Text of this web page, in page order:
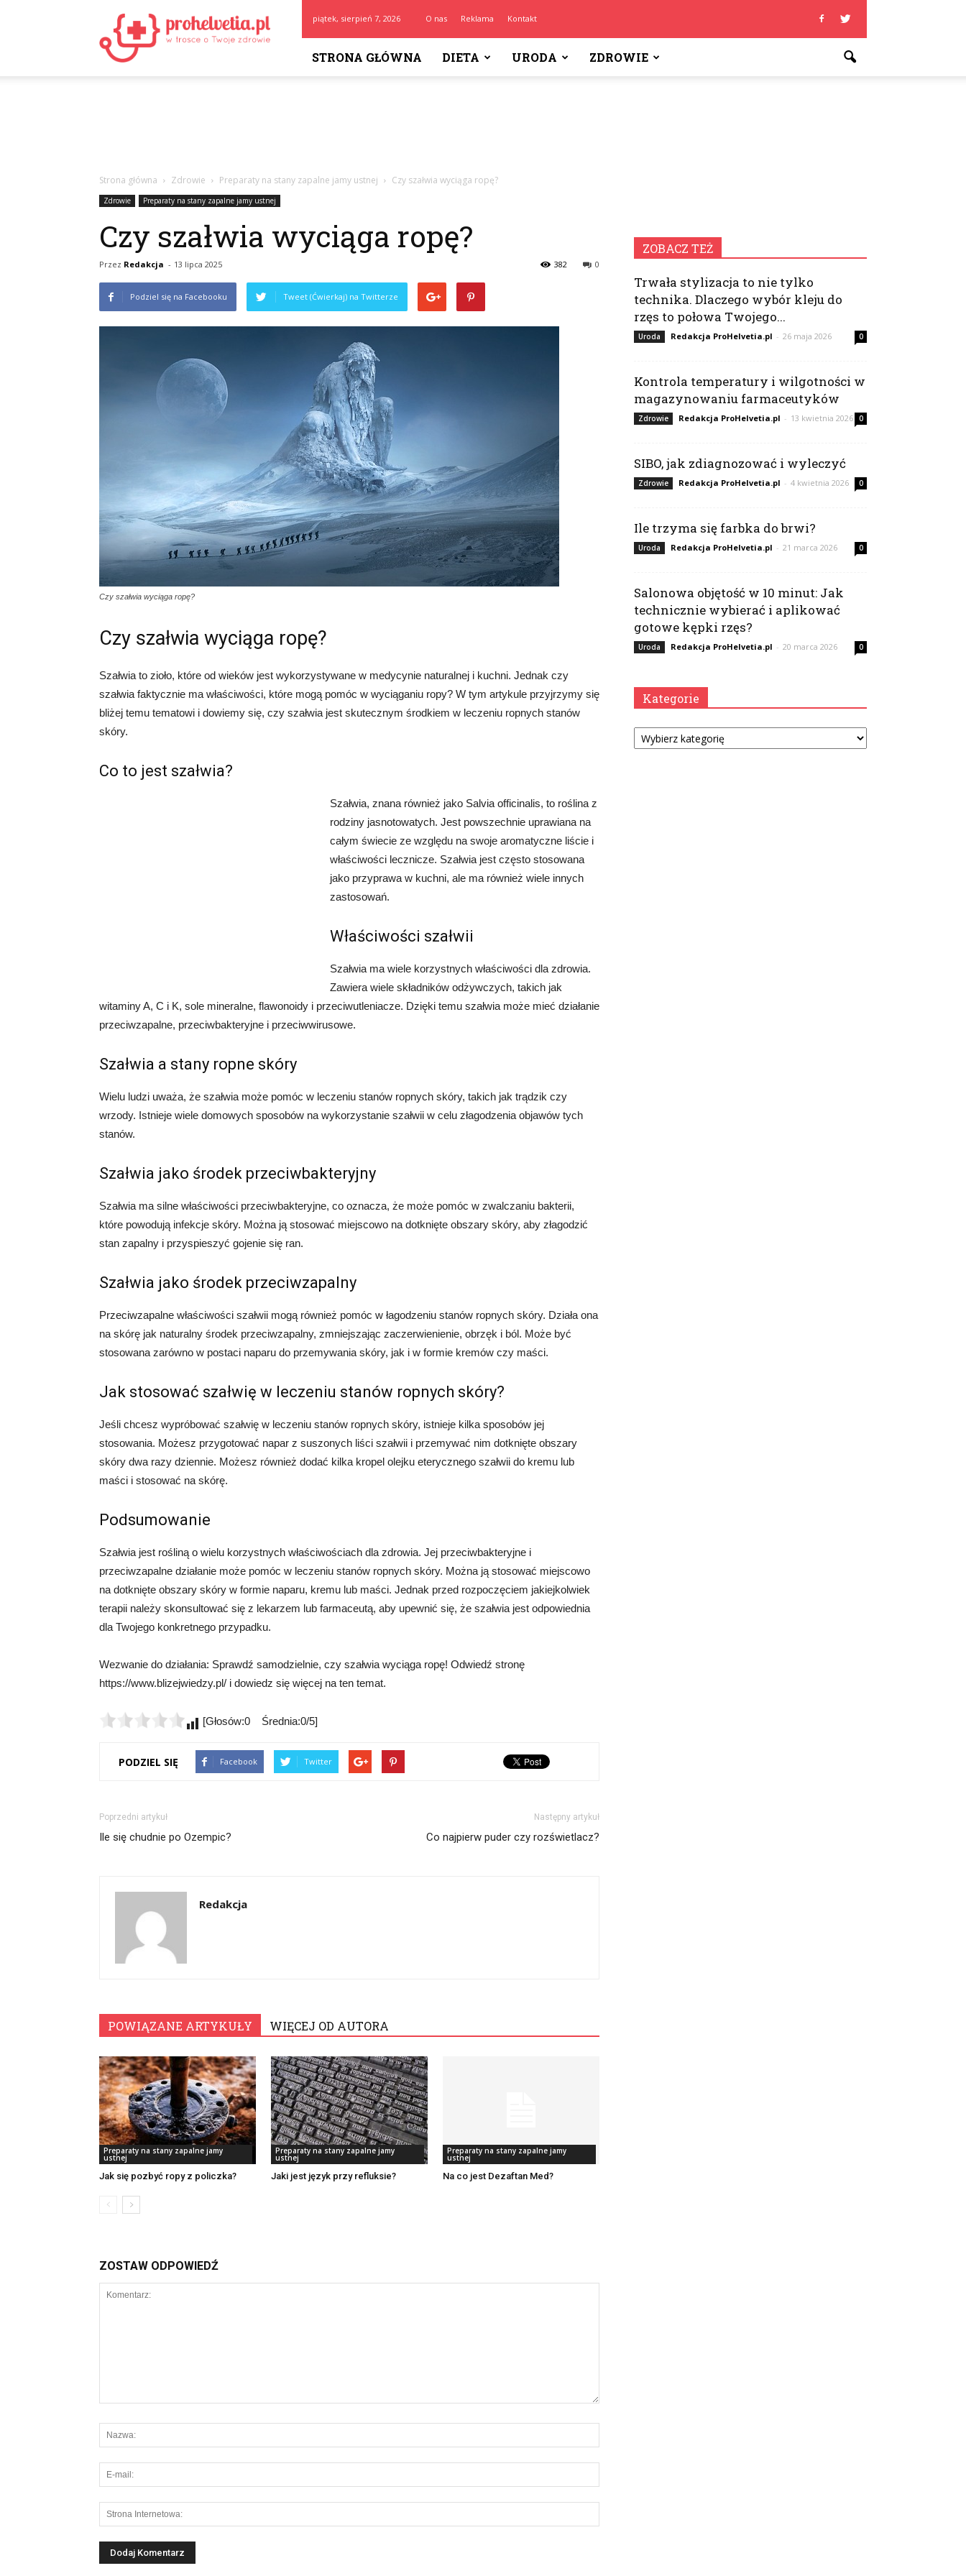
piątek, sierpień 7, 2026 O nas Reklama Kontakt
STRONA GŁÓWNA DIETA URODA ZDROWIE
Strona główna Zdrowie Preparaty na stany zapalne jamy ustnej Czy szałwia wyciąga ropę?
Zdrowie Preparaty na stany zapalne jamy ustnej
Czy szałwia wyciąga ropę?
Przez Redakcja - 13 lipca 2025 0
382
Podziel się na Facebooku Tweet (Ćwierkaj) na Twitterze
Czy szałwia wyciąga ropę?
Czy szałwia wyciąga ropę?
Szałwia to zioło, które od wieków jest wykorzystywane w medycynie naturalnej i kuchni. Jednak czy
szałwia faktycznie ma właściwości, które mogą pomóc w wyciąganiu ropy? W tym artykule przyjrzymy się
bliżej temu tematowi i dowiemy się, czy szałwia jest skutecznym środkiem w leczeniu ropnych stanów
skóry.
Co to jest szałwia?
Szałwia, znana również jako Salvia officinalis, to roślina z
rodziny jasnotowatych. Jest powszechnie uprawiana na
całym świecie ze względu na swoje aromatyczne liście i
właściwości lecznicze. Szałwia jest często stosowana
jako przyprawa w kuchni, ale ma również wiele innych
zastosowań.
Właściwości szałwii
Szałwia ma wiele korzystnych właściwości dla zdrowia.
Zawiera wiele składników odżywczych, takich jak
witaminy A, C i K, sole mineralne, flawonoidy i przeciwutleniacze. Dzięki temu szałwia może mieć działanie
przeciwzapalne, przeciwbakteryjne i przeciwwirusowe.
Szałwia a stany ropne skóry
Wielu ludzi uważa, że szałwia może pomóc w leczeniu stanów ropnych skóry, takich jak trądzik czy
wrzody. Istnieje wiele domowych sposobów na wykorzystanie szałwii w celu złagodzenia objawów tych
stanów.
Szałwia jako środek przeciwbakteryjny
Szałwia ma silne właściwości przeciwbakteryjne, co oznacza, że może pomóc w zwalczaniu bakterii,
które powodują infekcje skóry. Można ją stosować miejscowo na dotknięte obszary skóry, aby złagodzić
stan zapalny i przyspieszyć gojenie się ran.
Szałwia jako środek przeciwzapalny
Przeciwzapalne właściwości szałwii mogą również pomóc w łagodzeniu stanów ropnych skóry. Działa ona
na skórę jak naturalny środek przeciwzapalny, zmniejszając zaczerwienienie, obrzęk i ból. Może być
stosowana zarówno w postaci naparu do przemywania skóry, jak i w formie kremów czy maści.
Jak stosować szałwię w leczeniu stanów ropnych skóry?
Jeśli chcesz wypróbować szałwię w leczeniu stanów ropnych skóry, istnieje kilka sposobów jej
stosowania. Możesz przygotować napar z suszonych liści szałwii i przemywać nim dotknięte obszary
skóry dwa razy dziennie. Możesz również dodać kilka kropel olejku eterycznego szałwii do kremu lub
maści i stosować na skórę.
Podsumowanie
Szałwia jest rośliną o wielu korzystnych właściwościach dla zdrowia. Jej przeciwbakteryjne i
przeciwzapalne działanie może pomóc w leczeniu stanów ropnych skóry. Można ją stosować miejscowo
na dotknięte obszary skóry w formie naparu, kremu lub maści. Jednak przed rozpoczęciem jakiejkolwiek
terapii należy skonsultować się z lekarzem lub farmaceutą, aby upewnić się, że szałwia jest odpowiednia
dla Twojego konkretnego przypadku.
Wezwanie do działania: Sprawdź samodzielnie, czy szałwia wyciąga ropę! Odwiedź stronę
https://www.blizejwiedzy.pl/ i dowiedz się więcej na ten temat.
[Głosów:0 Średnia:0/5]
PODZIEL SIĘ Facebook Twitter
Poprzedni artykuł
Ile się chudnie po Ozempic?
Następny artykuł
Co najpierw puder czy rozświetlacz?
Redakcja
POWIĄZANE ARTYKUŁY WIĘCEJ OD AUTORA
Preparaty na stany zapalne jamy
ustnej
Jak się pozbyć ropy z policzka?
Preparaty na stany zapalne jamy
ustnej
Jaki jest język przy refluksie?
Preparaty na stany zapalne jamy
ustnej
Na co jest Dezaftan Med?
ZOSTAW ODPOWIEDŹ
ZOBACZ TEŻ
Trwała stylizacja to nie tylko
technika. Dlaczego wybór kleju do
rzęs to połowa Twojego...
Uroda Redakcja ProHelvetia.pl - 26 maja 2026 0
Kontrola temperatury i wilgotności w
magazynowaniu farmaceutyków
Zdrowie Redakcja ProHelvetia.pl - 13 kwietnia 2026 0
SIBO, jak zdiagnozować i wyleczyć
Zdrowie Redakcja ProHelvetia.pl - 4 kwietnia 2026 0
Ile trzyma się farbka do brwi?
Uroda Redakcja ProHelvetia.pl - 21 marca 2026 0
Salonowa objętość w 10 minut: Jak
technicznie wybierać i aplikować
gotowe kępki rzęs?
Uroda Redakcja ProHelvetia.pl - 20 marca 2026 0
Kategorie
Kategorie